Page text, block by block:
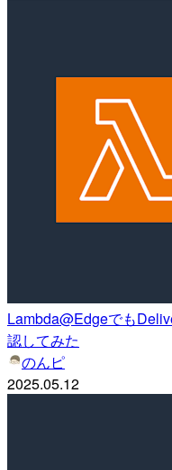
Lambda@Edgeでも
認してみた
のんピ
2025.05.12